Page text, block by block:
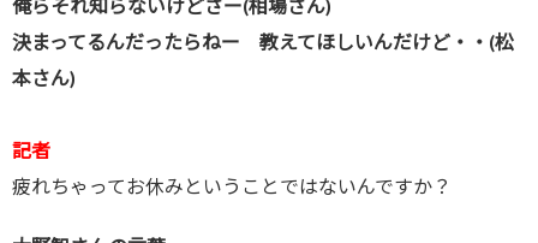
俺らそれ知らないけどさー(相場さん)
決まってるんだったらねー 教えてほしいんだけど・・(松
本さん)
記者
疲れちゃってお休みということではないんですか？